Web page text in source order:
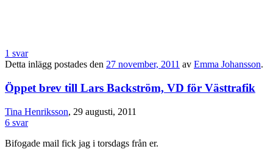
1 svar
Detta inlägg postades den 27 november, 2011 av Emma Johansson.
Öppet brev till Lars Backström, VD för Västtrafik
Tina Henriksson, 29 augusti, 2011
6 svar
Bifogade mail fick jag i torsdags från er.